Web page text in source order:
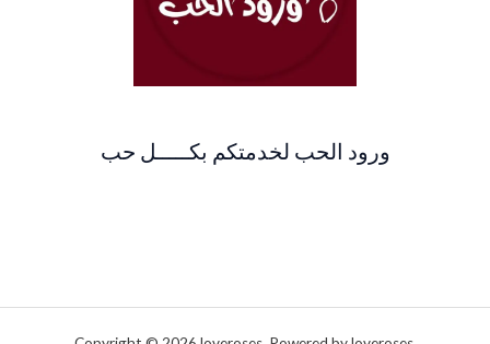
ورود الحب لخدمتكم بكـــــل حب